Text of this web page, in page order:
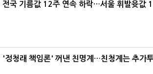
전국 기름값 12주 연속 하락…서울 휘발윳값
'정청래 책임론' 꺼낸 친명계…친청계는 추가투